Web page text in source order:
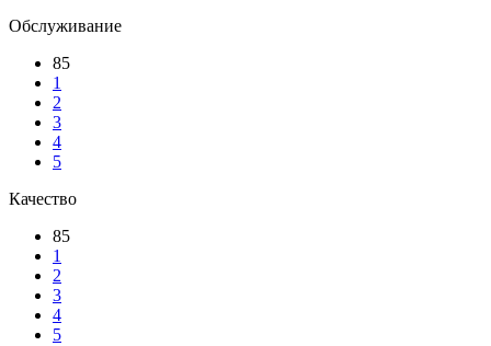
Обслуживание
85
1
2
3
4
5
Качество
85
1
2
3
4
5